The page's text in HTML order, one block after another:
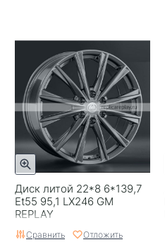
Диск литой 22*8 6*139,7
Et55 95,1 LX246 GM
REPLAY
Сравнить Отложить